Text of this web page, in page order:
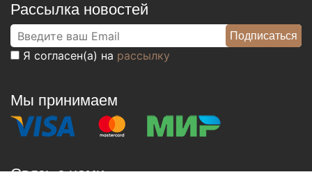
Рассылка новостей
Я согласен(а) на рассылку
Мы принимаем
Связь с нами